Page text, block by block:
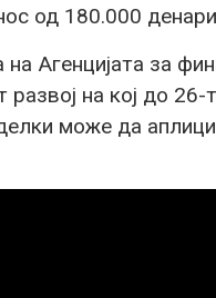
од 180.000
на Агенцијата за
развој на кој до
може да